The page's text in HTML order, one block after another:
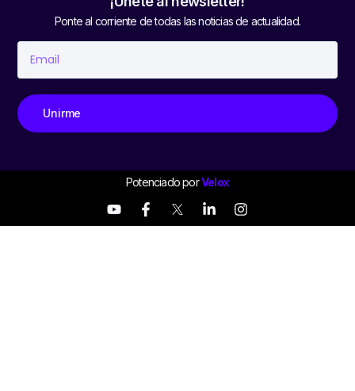
Ponte al corriente de todas las noticias de actualidad.
Unirme
Potenciado porVelox